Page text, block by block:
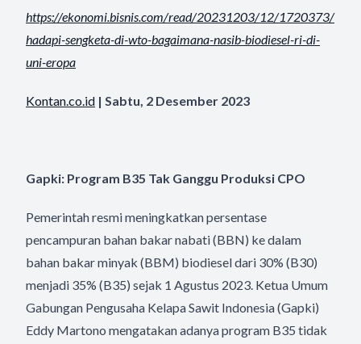
https://ekonomi.bisnis.com/read/20231203/12/1720373/
hadapi-sengketa-di-wto-bagaimana-nasib-biodiesel-ri-di-
uni-eropa
Kontan.co.id | Sabtu, 2 Desember 2023
Gapki: Program B35 Tak Ganggu Produksi CPO
Pemerintah resmi meningkatkan persentase
pencampuran bahan bakar nabati (BBN) ke dalam
bahan bakar minyak (BBM) biodiesel dari 30% (B30)
menjadi 35% (B35) sejak 1 Agustus 2023. Ketua Umum
Gabungan Pengusaha Kelapa Sawit Indonesia (Gapki)
Eddy Martono mengatakan adanya program B35 tidak